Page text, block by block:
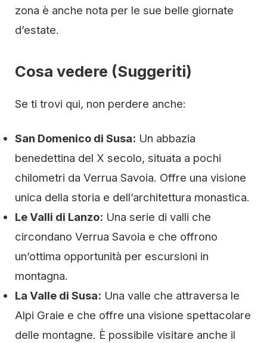
zona è anche nota per le sue belle giornate
d’estate.
Cosa vedere (Suggeriti)
Se ti trovi qui, non perdere anche:
San Domenico di Susa: Un abbazia
benedettina del X secolo, situata a pochi
chilometri da Verrua Savoia. Offre una visione
unica della storia e dell’architettura monastica.
Le Valli di Lanzo: Una serie di valli che
circondano Verrua Savoia e che offrono
un’ottima opportunità per escursioni in
montagna.
La Valle di Susa: Una valle che attraversa le
Alpi Graie e che offre una visione spettacolare
delle montagne. È possibile visitare anche il